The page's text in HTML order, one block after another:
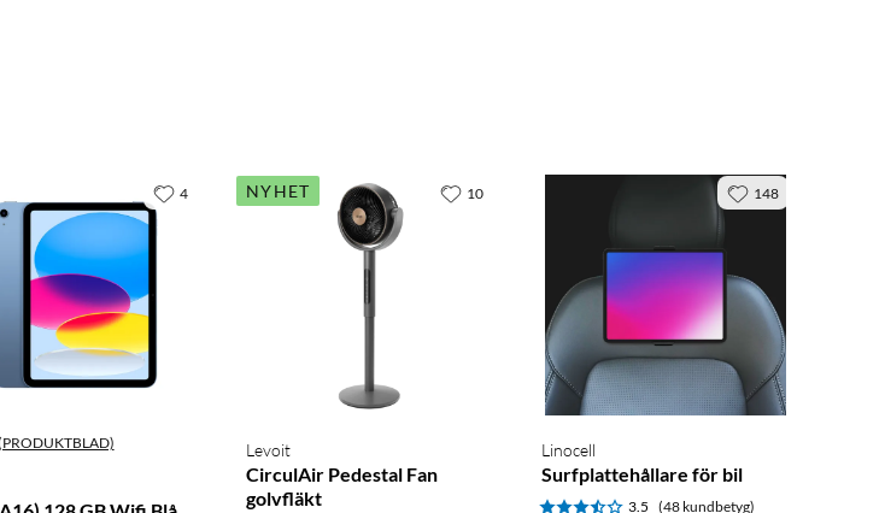
4 NYHET
Levoit
CirculAir Pedestal Fan
golvfläkt
10
Linocell
Surfplattehållare för bil
3.5 (48 kundbetyg)
148